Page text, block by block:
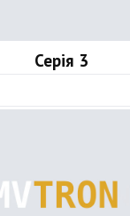
Серія 3